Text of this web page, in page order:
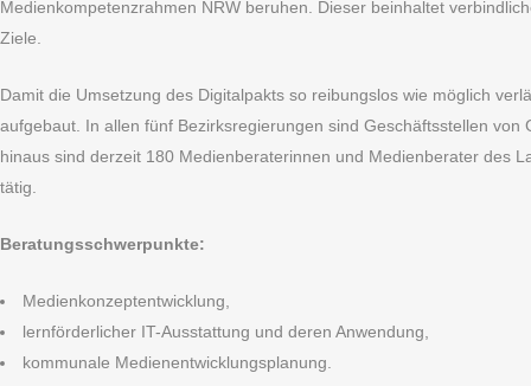
Medienkompetenzrahmen NRW beruhen. Dieser beinhaltet
Ziele.
Damit die Umsetzung des Digitalpakts so reibungslos wie möglich
aufgebaut. In allen fünf Bezirksregierungen sind Geschäftsstellen
hinaus sind derzeit 180 Medienberaterinnen und Medienberater des
tätig.
Beratungsschwerpunkte:
Medienkonzeptentwicklung,
lernförderlicher IT-Ausstattung und deren Anwendung,
kommunale Medienentwicklungsplanung.